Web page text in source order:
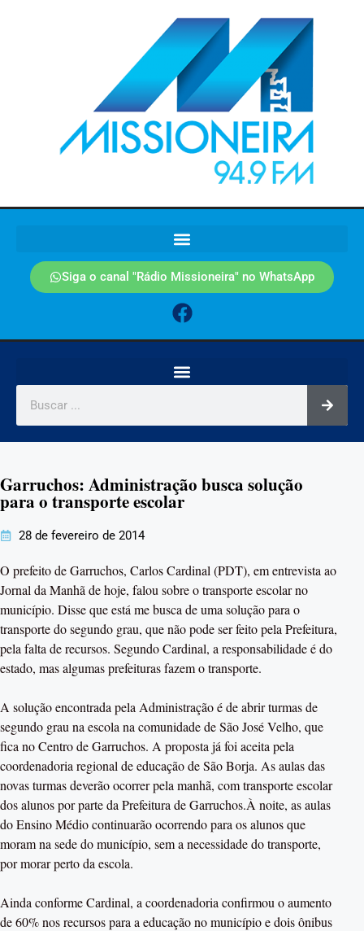
Siga o canal "Rádio Missioneira" no WhatsApp
Garruchos: Administração busca solução
para o transporte escolar
28 de fevereiro de 2014
O prefeito de Garruchos, Carlos Cardinal (PDT), em entrevista ao
Jornal da Manhã de hoje, falou sobre o transporte escolar no
município. Disse que está me busca de uma solução para o
transporte do segundo grau, que não pode ser feito pela Prefeitura,
pela falta de recursos. Segundo Cardinal, a responsabilidade é do
estado, mas algumas prefeituras fazem o transporte.
A solução encontrada pela Administração é de abrir turmas de
segundo grau na escola na comunidade de São José Velho, que
fica no Centro de Garruchos. A proposta já foi aceita pela
coordenadoria regional de educação de São Borja. As aulas das
novas turmas deverão ocorrer pela manhã, com transporte escolar
dos alunos por parte da Prefeitura de Garruchos.À noite, as aulas
do Ensino Médio continuarão ocorrendo para os alunos que
moram na sede do município, sem a necessidade do transporte,
por morar perto da escola.
Ainda conforme Cardinal, a coordenadoria confirmou o aumento
de 60% nos recursos para a educação no município e dois ônibus